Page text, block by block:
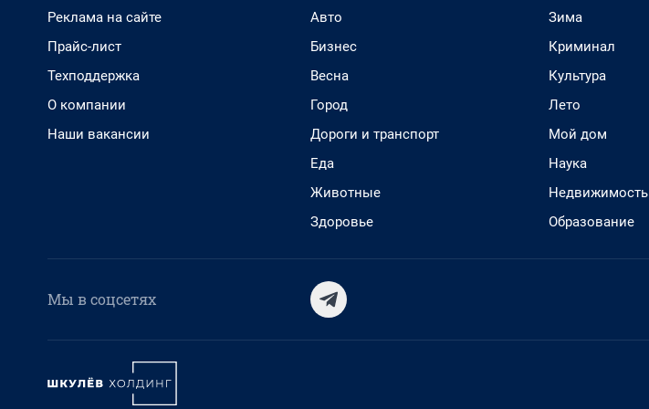
Реклама на сайте
Прайс-лист
Техподдержка
О компании
Наши вакансии
Авто
Бизнес
Весна
Город
Дороги и транспорт
Еда
Животные
Здоровье
Зима
Криминал
Культура
Лето
Мой дом
Наука
Недвижимость
Образование
Мы в соцсетях